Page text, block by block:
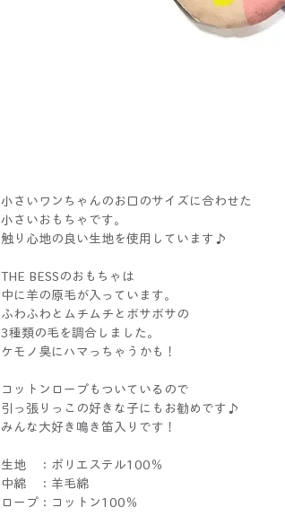
小さいワンちゃんのお口のサイズに合わせた
小さいおもちゃです。
触り心地の良い生地を使用しています♪
THE BESSのおもちゃは
中に羊の原毛が入っています。
ふわふわとムチムチとボサボサの
3種類の毛を調合しました。
ケモノ臭にハマっちゃうかも！
コットンロープもついているので
引っ張りっこの好きな子にもお勧めです♪
みんな大好き鳴き笛入りです！
生地 ：ポリエステル100％
中綿 ：羊毛綿
ロープ：コットン100％